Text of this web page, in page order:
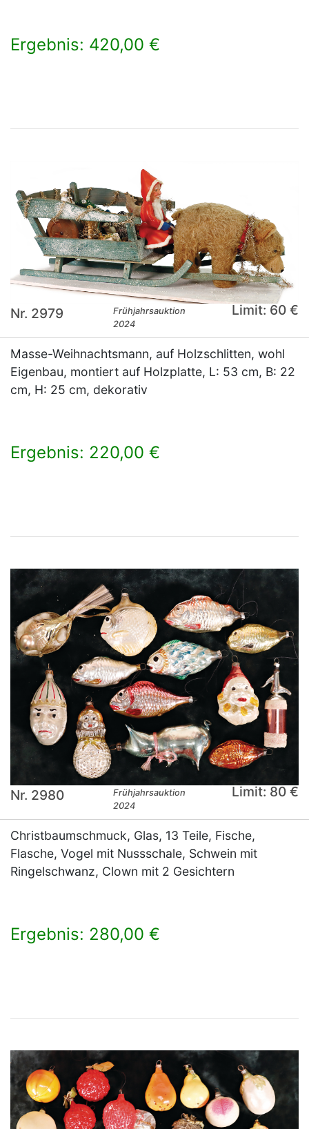
Ergebnis: 420,00 €
Nr. 2979
Frühjahrsauktion
2024
Limit: 60 €
Masse-Weihnachtsmann, auf Holzschlitten, wohl
Eigenbau, montiert auf Holzplatte, L: 53 cm, B: 22
cm, H: 25 cm, dekorativ
Ergebnis: 220,00 €
Nr. 2980
Frühjahrsauktion
2024
Limit: 80 €
Christbaumschmuck, Glas, 13 Teile, Fische,
Flasche, Vogel mit Nussschale, Schwein mit
Ringelschwanz, Clown mit 2 Gesichtern
Ergebnis: 280,00 €